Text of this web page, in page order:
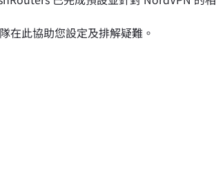
在此協助您設定及排解疑難。